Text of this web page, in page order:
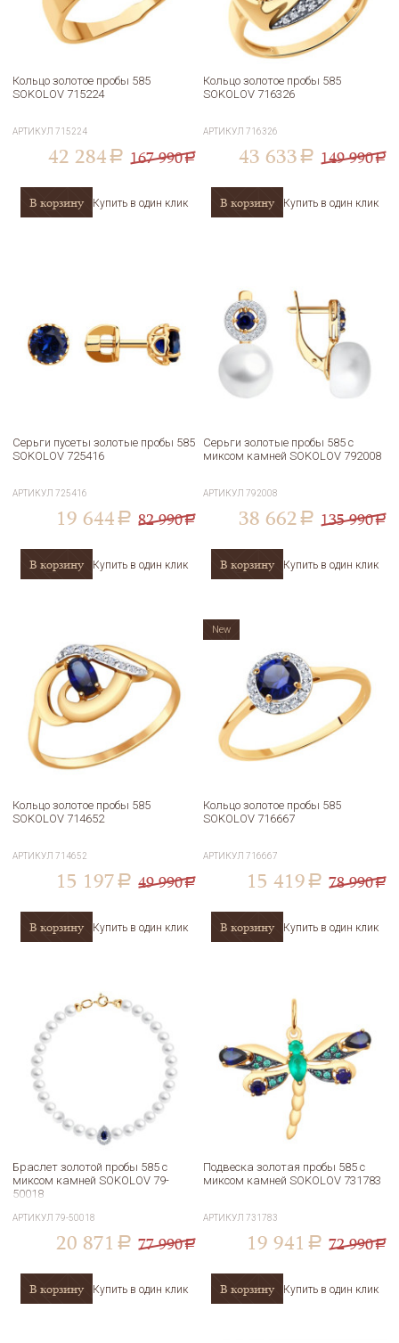
Кольцо золотое пробы 585
SOKOLOV 715224
АРТИКУЛ715224
42 284 a 167 990a
В корзину Купить в один клик
Кольцо золотое пробы 585
SOKOLOV 716326
АРТИКУЛ716326
43 633 a 149 990a
В корзину Купить в один клик
Серьги пусеты золотые пробы 585
SOKOLOV 725416
АРТИКУЛ725416
19 644 a 82 990a
В корзину Купить в один клик
Серьги золотые пробы 585 с
миксом камней SOKOLOV 792008
АРТИКУЛ792008
38 662 a 135 990a
В корзину Купить в один клик
Кольцо золотое пробы 585
SOKOLOV 714652
АРТИКУЛ714652
15 197 a 49 990a
В корзину Купить в один клик
Кольцо золотое пробы 585
SOKOLOV 716667
АРТИКУЛ716667
15 419 a 78 990a
В корзину Купить в один клик
New
Браслет золотой пробы 585 с
миксом камней SOKOLOV 79-
50018
АРТИКУЛ79-50018
20 871 a 77 990a
В корзину Купить в один клик
Подвеска золотая пробы 585 с
миксом камней SOKOLOV 731783
АРТИКУЛ731783
19 941 a 72 990a
В корзину Купить в один клик